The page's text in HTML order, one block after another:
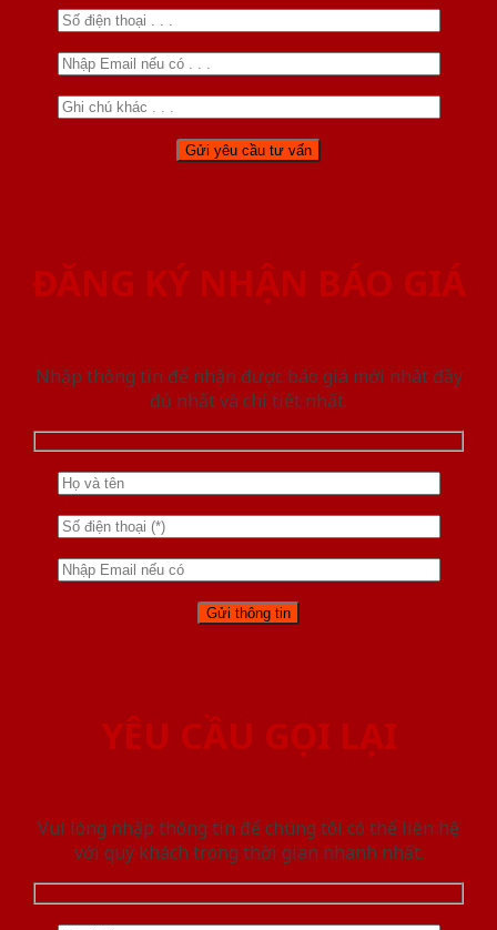
ĐĂNG KÝ NHẬN BÁO GIÁ
Nhập thông tin để nhận được báo giá mới nhât đầy
đủ nhất và chi tiết nhất.
YÊU CẦU GỌI LẠI
Vui lòng nhập thông tin để chúng tôi có thể liên hệ
với quý khách trong thời gian nhanh nhất.